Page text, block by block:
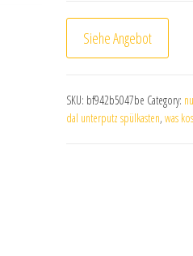
Siehe Angebot
SKU: bf942b5047be Category:
dal unterputz spülkasten, was